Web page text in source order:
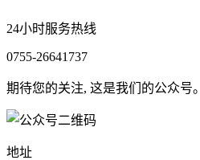
24小时服务热线
0755-26641737
期待您的关注, 这是我们的公众号。
地址